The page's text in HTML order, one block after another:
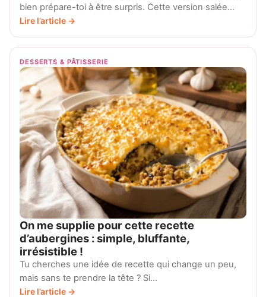
bien prépare-toi à être surpris. Cette version salée…
Lire l’article →
DESSERTS & PÂTISSERIE
On me supplie pour cette recette
d’aubergines : simple, bluffante,
irrésistible !
Tu cherches une idée de recette qui change un peu,
mais sans te prendre la tête ? Si…
Lire l’article →